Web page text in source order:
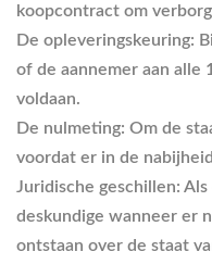
koopcontract om
De opleveringskeuring:
of de aannemer aan
voldaan.
De nulmeting: Om de
voordat er in de
Juridische geschillen: Als
deskundige wanneer er
ontstaan over de staat